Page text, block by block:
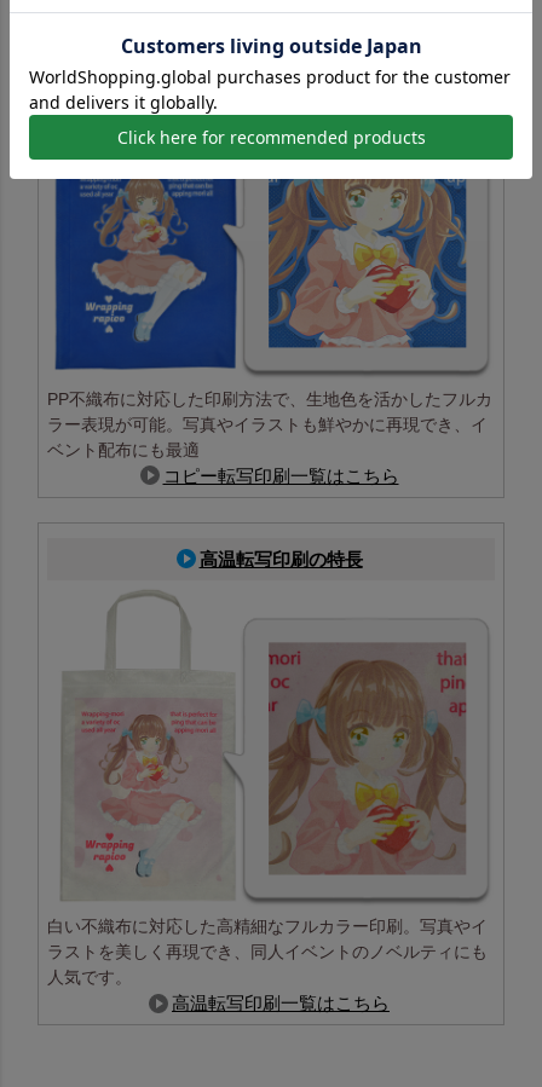
PP不織布に対応した印刷方法で、生地色を活かしたフルカ
ラー表現が可能。写真やイラストも鮮やかに再現でき、イ
ベント配布にも最適
コピー転写印刷一覧はこちら
高温転写印刷の特長
白い不織布に対応した高精細なフルカラー印刷。写真やイ
ラストを美しく再現でき、同人イベントのノベルティにも
人気です。
高温転写印刷一覧はこちら